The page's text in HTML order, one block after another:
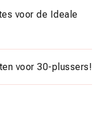
voor de Ideale
voor 30-plussers!